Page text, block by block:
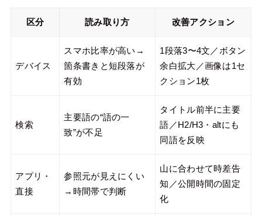
区分 読み取り方 改善アクション
デバイス
スマホ比率が高い→
箇条書きと短段落が
有効
1段落3〜4文／ボタン
余白拡大／画像は1セ
クション1枚
検索
主要語の“語の一
致”が不足
タイトル前半に主要
語／H2/H3・altにも
同語を反映
アプリ・
直接
参照元が見えにくい
→時間帯で判断
山に合わせて時差告
知／公開時間の固定
化